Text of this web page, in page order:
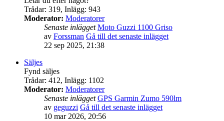
Trådar: 319, Inlägg: 943
Moderator: Moderatorer
Senaste inlägget Moto Guzzi 1100 Griso
av Forssman Gå till det senaste inlägget
22 sep 2025, 21:38
Säljes
Fynd säljes
Trådar: 412, Inlägg: 1102
Moderator: Moderatorer
Senaste inlägget GPS Garmin Zumo 590lm
av geguzzi Gå till det senaste inlägget
10 mar 2026, 20:56